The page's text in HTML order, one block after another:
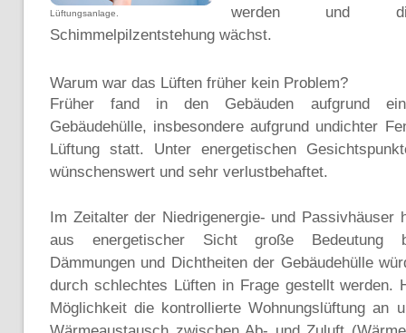
Lüftungsanlage.
werden und
Schimmelpilzentstehung wächst.
Warum war das Lüften früher kein Problem?
Früher fand in den Gebäuden aufgrund
Gebäudehülle, insbesondere aufgrund undichter
Lüftung statt. Unter energetischen
wünschenswert und sehr verlustbehaftet.
Im Zeitalter der Niedrigenergie- und Passivhäuser
aus energetischer Sicht große Bedeutung
Dämmungen und Dichtheiten der Gebäudehülle
durch schlechtes Lüften in Frage gestellt werden.
Möglichkeit die kontrollierte Wohnungslüftung an